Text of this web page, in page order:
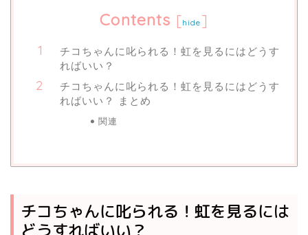
Contents [hide ]
チコちゃんに叱られる！虹を見るにはどうす
ればいい？
チコちゃんに叱られる！虹を見るにはどうす
ればいい？ まとめ
関連
チコちゃんに叱られる！虹を見るには
どうすればいい？